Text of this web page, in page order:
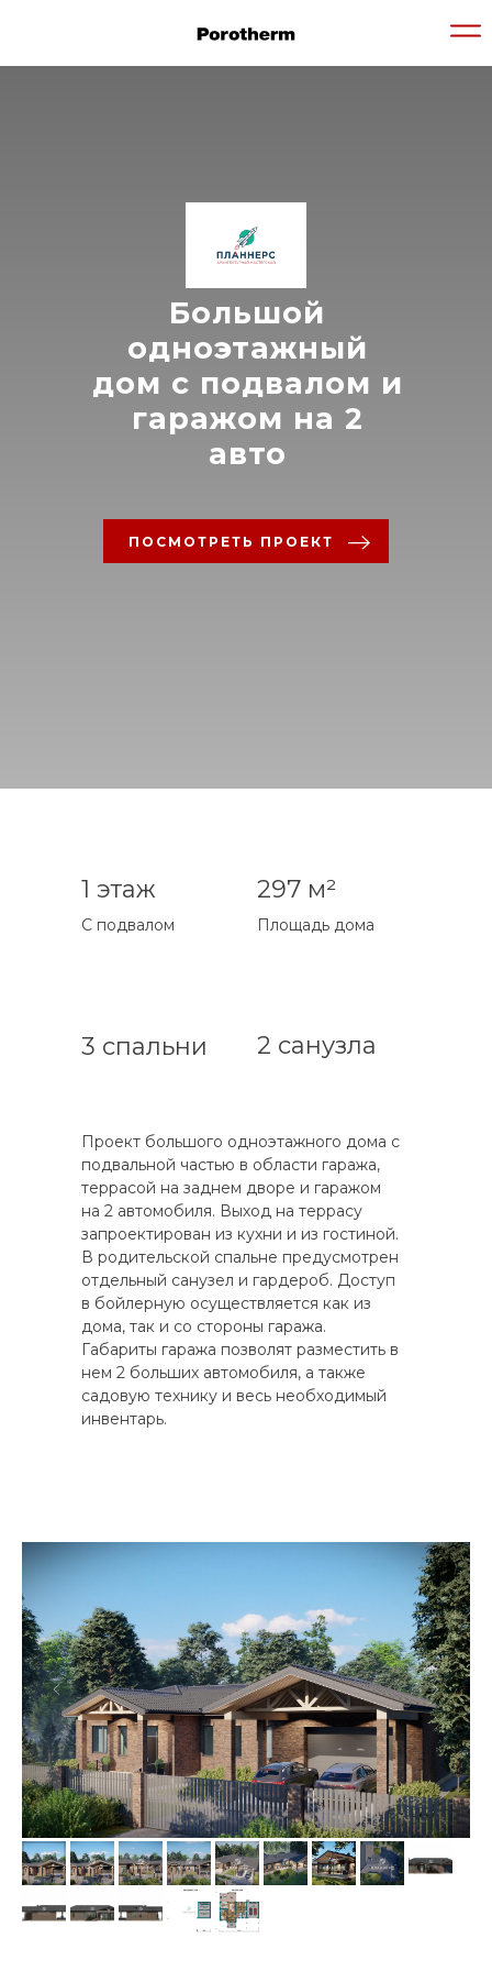
Большой
одноэтажный
дом с подвалом и
гаражом на 2
авто
ПОСМОТРЕТЬ ПРОЕКТ
1 этаж 297 м²
Площадь дома
3 спальни 2 санузла
Проект большого одноэтажного дома с
подвальной частью в области гаража,
террасой на заднем дворе и гаражом
на 2 автомобиля. Выход на террасу
запроектирован из кухни и из гостиной.
В родительской спальне предусмотрен
отдельный санузел и гардероб. Доступ
в бойлерную осуществляется как из
дома, так и со стороны гаража.
Габариты гаража позволят разместить в
нем 2 больших автомобиля, а также
садовую технику и весь необходимый
инвентарь.
С подвалом